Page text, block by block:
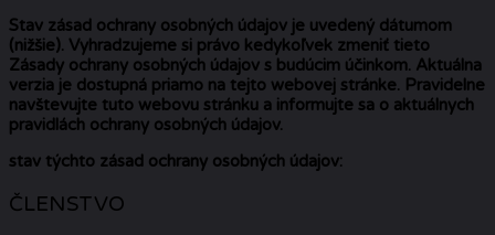
Stav zásad ochrany osobných údajov je uvedený dátumom
(nižšie). Vyhradzujeme si právo kedykoľvek zmeniť tieto
Zásady ochrany osobných údajov s budúcim účinkom. Aktuálna
verzia je dostupná priamo na tejto webovej stránke. Pravidelne
navštevujte tuto webovu stránku a informujte sa o aktuálnych
pravidlách ochrany osobných údajov.
stav týchto zásad ochrany osobných údajov:
ČLENSTVO